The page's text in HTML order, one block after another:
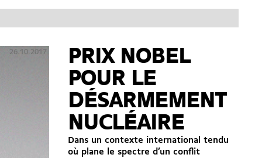
26.10.2017
PRIX NOBEL
POUR LE
DÉSARMEMENT
NUCLÉAIRE
Dans un contexte international tendu
où plane le spectre d’un conflit